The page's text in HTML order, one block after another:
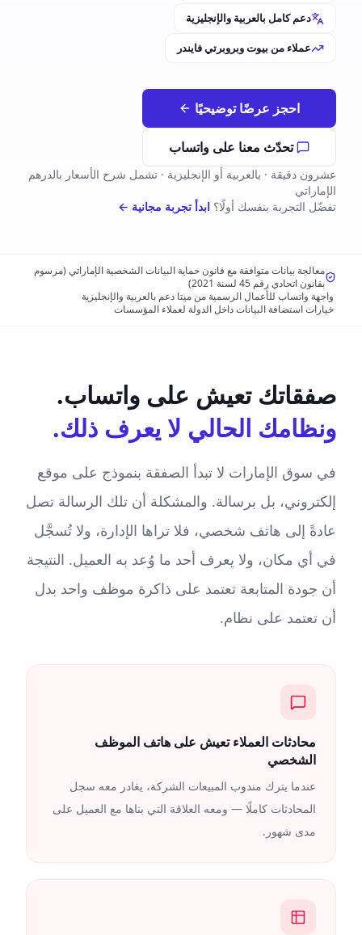
دعم كامل بالعربية والإنجليزية
عملاء من بيوت وبروبرتي فايندر
احجز عرضًا توضيحيًا
تحدّث معنا على واتساب
عشرون دقيقة · بالعربية أو الإنجليزية · تشمل شرح الأسعار بالدرهم
الإماراتي
تفضّل التجربة بنفسك أولًا؟ ابدأ تجربة مجانية ←
معالجة بيانات متوافقة مع قانون حماية البيانات الشخصية الإماراتي (مرسوم
بقانون اتحادي رقم 45 لسنة 2021)
واجهة واتساب للأعمال الرسمية من ميتا دعم بالعربية والإنجليزية
خيارات استضافة البيانات داخل الدولة لعملاء المؤسسات
صفقاتك تعيش على واتساب.
ونظامك الحالي لا يعرف ذلك.
في سوق الإمارات لا تبدأ الصفقة بنموذج على موقع
إلكتروني، بل برسالة. والمشكلة أن تلك الرسالة تصل
عادةً إلى هاتف شخصي، فلا تراها الإدارة، ولا تُسجَّل
في أي مكان، ولا يعرف أحد ما وُعد به العميل. النتيجة
أن جودة المتابعة تعتمد على ذاكرة موظف واحد بدل
أن تعتمد على نظام.
محادثات العملاء تعيش على هاتف الموظف
الشخصي
عندما يترك مندوب المبيعات الشركة، يغادر معه سجل
المحادثات كاملًا — ومعه العلاقة التي بناها مع العميل على
مدى شهور.